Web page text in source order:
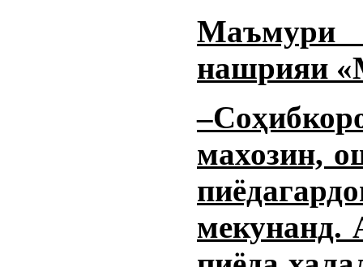
Маъмури
нашрияи
махозин,
мекунанд.